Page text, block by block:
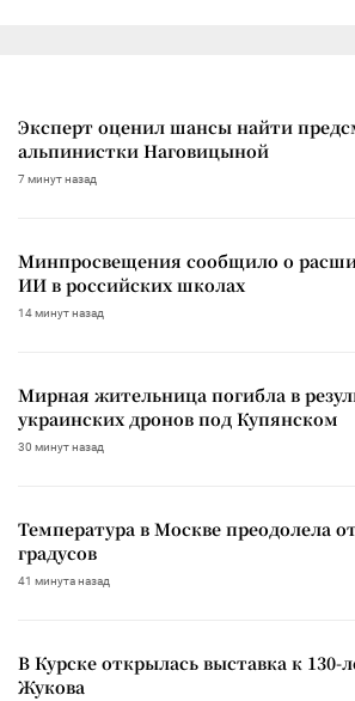
Эксперт оценил шансы найти
альпинистки Наговицыной
7 минут назад
Минпросвещения сообщило о
ИИ в российских школах
14 минут назад
Мирная жительница погибла в
украинских дронов под Купянском
30 минут назад
Температура в Москве преодолела
градусов
41 минута назад
В Курске открылась выставка к
Жукова